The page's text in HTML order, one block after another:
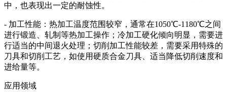
中，也表现出一定的耐蚀性。
- 加工性能：热加工温度范围较窄，通常在1050℃-1180℃之间
进行锻造、轧制等热加工操作；冷加工硬化倾向明显，需要进
行适当的中间退火处理；切削加工性能较差，需要采用特殊的
刀具和切削工艺，如使用硬质合金刀具、适当降低切削速度和
进给量等。
应用领域